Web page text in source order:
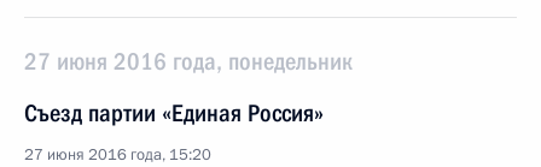
27 июня 2016 года, понедельник
Съезд партии «Единая Россия»
27 июня 2016 года, 15:20